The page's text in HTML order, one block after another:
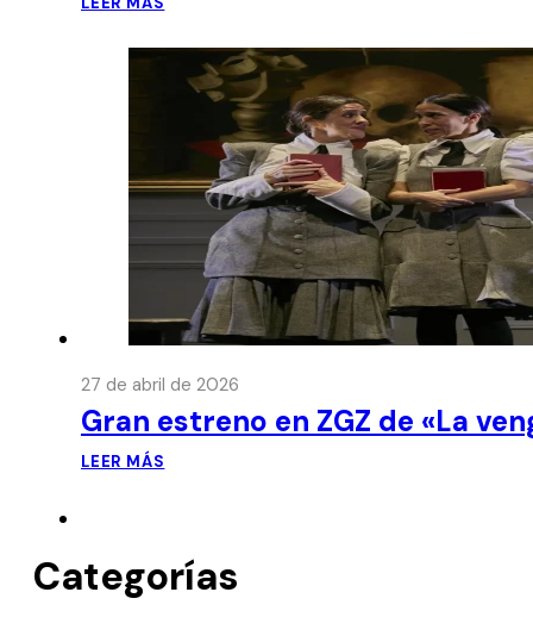
27 de abril de 2026
Gran estreno en ZGZ de «La
LEER MÁS
Categorías